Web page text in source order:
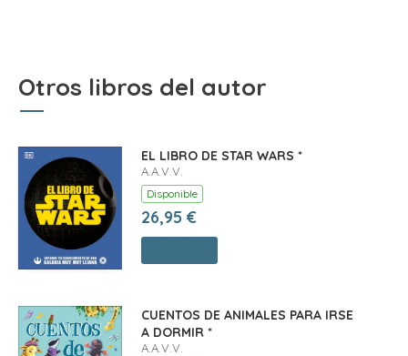
Otros libros del autor
EL LIBRO DE STAR WARS *
A.A.V.V.
Disponible
26,95 €
CUENTOS DE ANIMALES PARA IRSE
A DORMIR *
A.A.V.V.